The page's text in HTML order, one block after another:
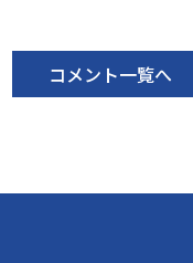
コメント一覧へ